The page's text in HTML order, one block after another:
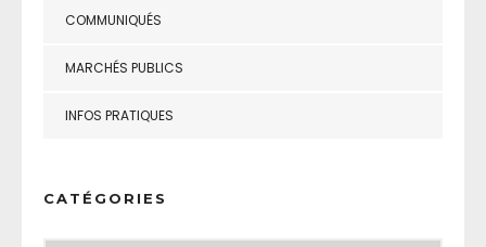
COMMUNIQUÉS
MARCHÉS PUBLICS
INFOS PRATIQUES
CATÉGORIES